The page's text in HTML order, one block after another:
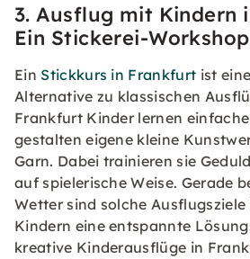
3. Ausflug mit Kindern
Ein Stickerei-Workshop
Ein Stickkurs in Frankfurt ist
Alternative zu klassischen
Frankfurt Kinder lernen
gestalten eigene kleine
Garn. Dabei trainieren sie
auf spielerische Weise. Gerade
Wetter sind solche
Kindern eine entspannte
kreative Kinderausflüge in